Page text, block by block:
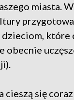
miasta.
które
cieszą się